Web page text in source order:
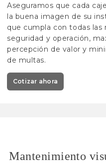
Aseguramos que cada
la buena imagen de su
que cumpla con todas las
seguridad y operación,
percepción de valor y
de multas.
Cotizar ahora
Mantenimiento